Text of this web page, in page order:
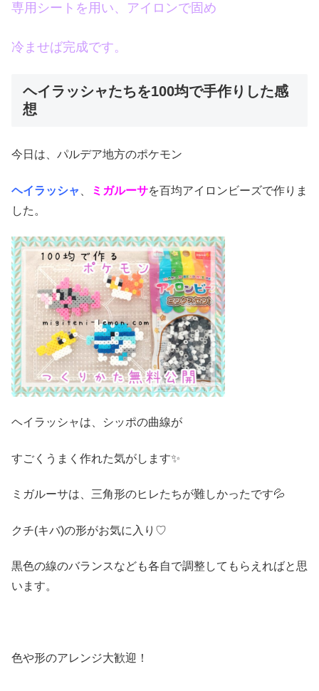
専用シートを用い、アイロンで固め
冷ませば完成です。
ヘイラッシャたちを100均で手作りした感
想
今日は、パルデア地方のポケモン
ヘイラッシャ ミガルーサを百均アイロンビーズで作りま
した。
ヘイラッシャは、シッポの曲線が
すごくうまく作れた気がします✨
ミガルーサは、三角形のヒレたちが難しかったです💦
クチ(キバ)の形がお気に入り♡
黒色の線のバランスなども各自で調整してもらえればと思
います。
色や形のアレンジ大歓迎！